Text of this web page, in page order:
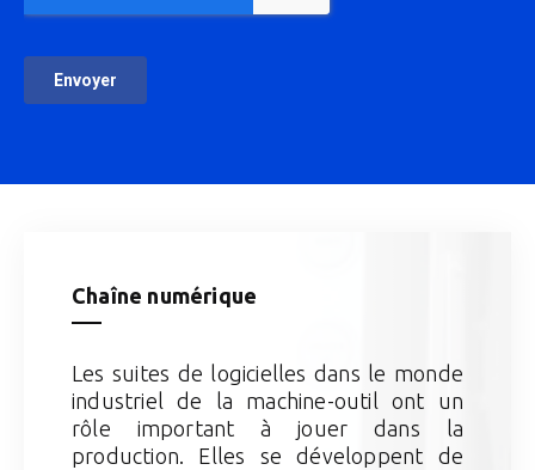
Chaîne numérique
Les suites de logicielles dans le monde
industriel de la machine-outil ont un
rôle important à jouer dans la
production. Elles se développent de